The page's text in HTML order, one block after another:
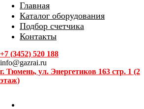
Главная
Каталог оборудования
Подбор счетчика
Контакты
+7 (3452) 520 188
info@gazrai.ru
г. Тюмень, ул. Энергетиков 163 стр. 1 (2
этаж)